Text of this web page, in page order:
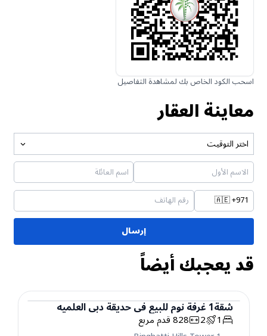
اسحب الكود الخاص بك لمشاهدة التفاصيل
معاينة العقار
اختر التوقيت
🇦🇪+971
إرسال
قد يعجبك أيضاً
شقة
شقة1غرفة نومللبيعفيحديقة دبي العلميه
1
2
828قدم مربع